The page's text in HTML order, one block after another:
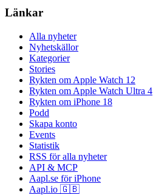
Länkar
Alla nyheter
Nyhetskällor
Kategorier
Stories
Rykten om Apple Watch 12
Rykten om Apple Watch Ultra 4
Rykten om iPhone 18
Podd
Skapa konto
Events
Statistik
RSS för alla nyheter
API & MCP
Aapl.se för iPhone
Aapl.io 🇬🇧